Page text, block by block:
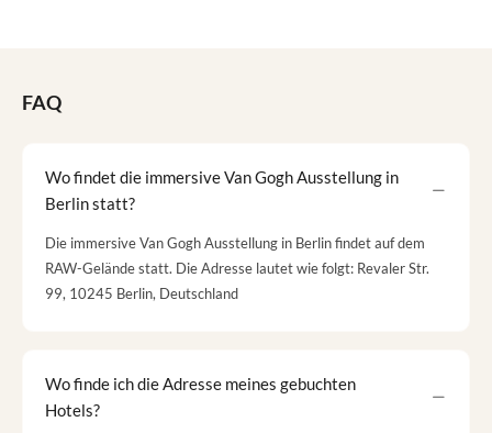
FAQ
Wo findet die immersive Van Gogh Ausstellung in
Berlin statt?
Die immersive Van Gogh Ausstellung in Berlin findet auf dem
RAW-Gelände statt. Die Adresse lautet wie folgt: Revaler Str.
99, 10245 Berlin, Deutschland
Wo finde ich die Adresse meines gebuchten
Hotels?